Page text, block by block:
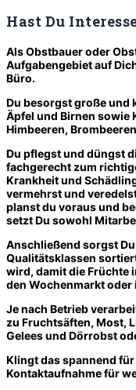
Hast Du
Als Obstbauer oder
Aufgabengebiet auf
Büro.
Du besorgst große und
Äpfel und Birnen sowie
Himbeeren,
Du pflegst und düngst
fachgerecht zum
Krankheit und
vermehrst und
planst du voraus und
setzt Du sowohl
Anschließend sorgst
Qualitätsklassen
wird, damit die Früchte
den Wochenmarkt oder
Je nach Betrieb
zu Fruchtsäften, Most,
Gelees und Dörrobst
Klingt das spannend
Kontaktaufnahme für